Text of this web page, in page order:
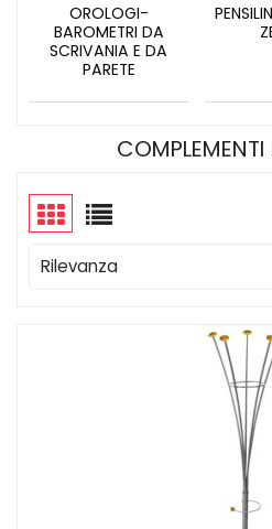
OROLOGI-
BAROMETRI DA
SCRIVANIA E DA
PARETE
Rilevanza